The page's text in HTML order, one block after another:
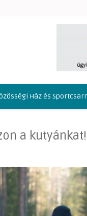
Ház és
a kutyánkat!